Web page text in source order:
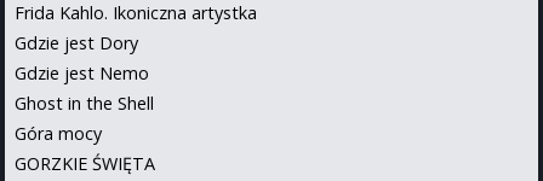
Frida Kahlo. Ikoniczna artystka
Gdzie jest Dory
Gdzie jest Nemo
Ghost in the Shell
Góra mocy
GORZKIE ŚWIĘTA